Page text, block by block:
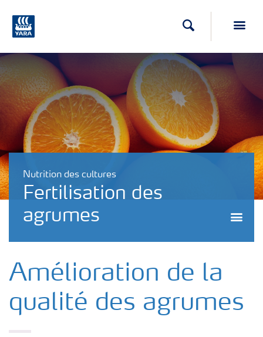
Recherche
Nutrition des cultures
Fertilisation des
agrumes
Amélioration de la
qualité des agrumes